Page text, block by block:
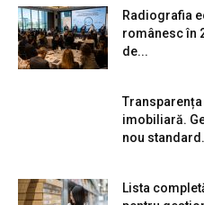
Radiografia
românesc în
de...
imobiliară.
nou
Lista